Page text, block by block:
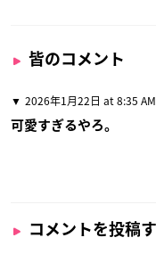
皆のコメント
2026年1月22日 at 8:35 AM
可愛すぎるやろ。
コメントを投稿